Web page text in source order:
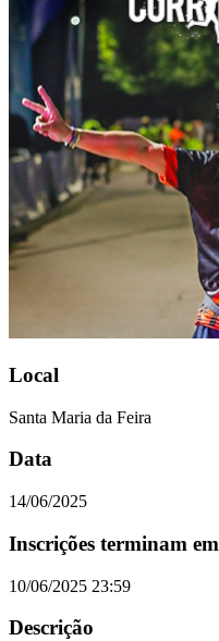
Local
Santa Maria da Feira
Data
14/06/2025
Inscrições terminam em
10/06/2025 23:59
Descrição